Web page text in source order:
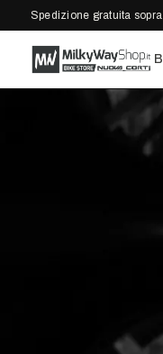
Spedizione gratuita